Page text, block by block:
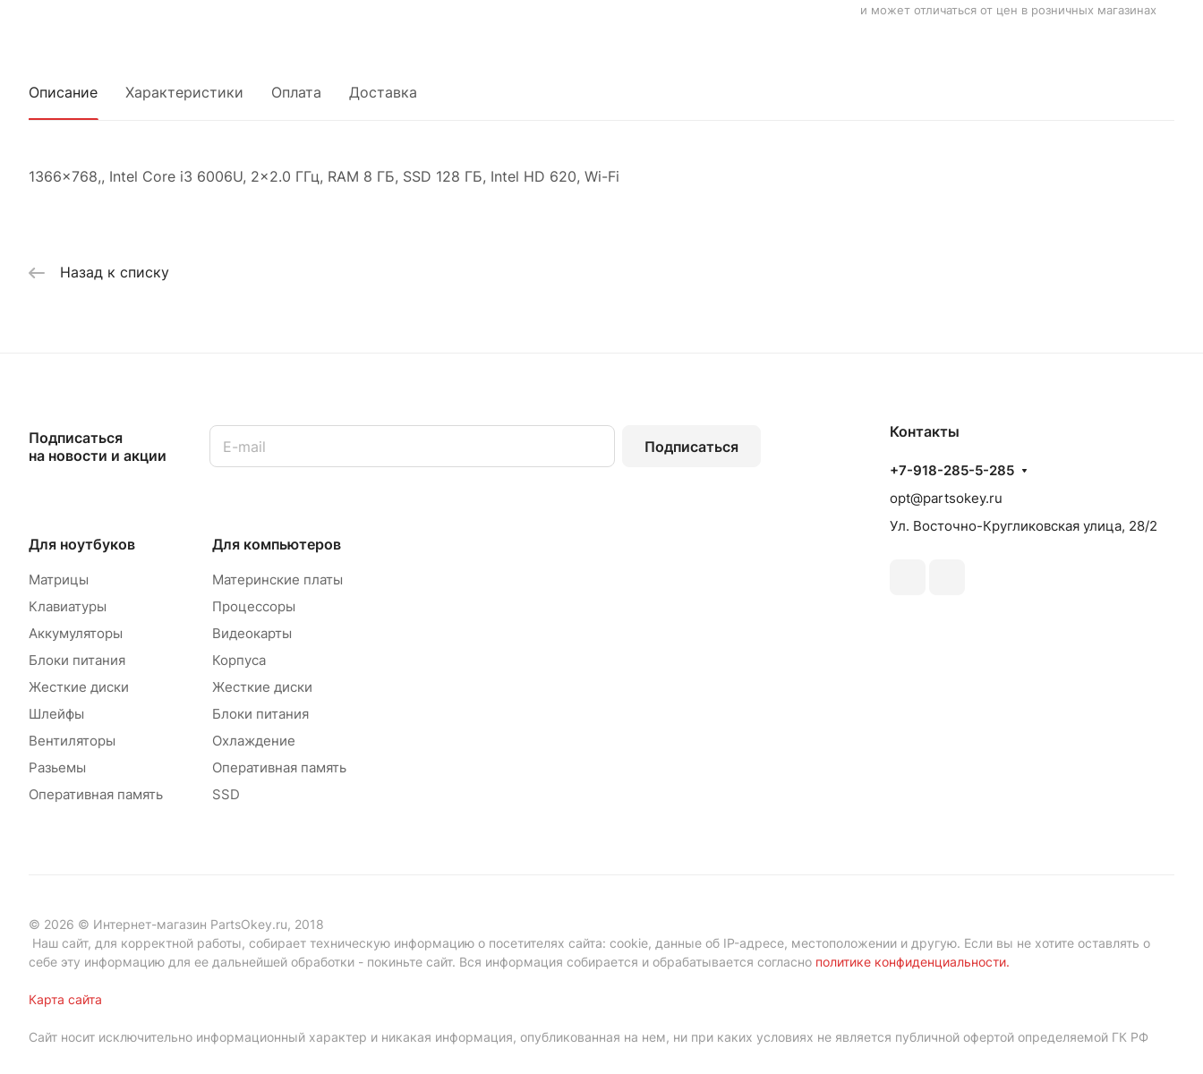
и может отличаться от цен в розничных магазинах
Описание Характеристики Оплата Доставка
1366x768,, Intel Core i3 6006U, 2x2.0 ГГц, RAM 8 ГБ, SSD 128 ГБ, Intel HD 620, Wi-Fi
Назад к списку
Подписаться
на новости и акции
Подписаться
Для ноутбуков
Матрицы
Клавиатуры
Аккумуляторы
Блоки питания
Жесткие диски
Шлейфы
Вентиляторы
Разьемы
Оперативная память
Для компьютеров
Материнские платы
Процессоры
Видеокарты
Корпуса
Жесткие диски
Блоки питания
Охлаждение
Оперативная память
SSD
Контакты
+7-918-285-5-285
opt@partsokey.ru
Ул. Восточно-Кругликовская улица, 28/2
© 2026 © Интернет-магазин PartsOkey.ru, 2018
Наш сайт, для корректной работы, собирает техническую информацию о посетителях сайта: cookie, данные об IP-адресе, местоположении и другую. Если вы не хотите оставлять о
себе эту информацию для ее дальнейшей обработки - покиньте сайт. Вся информация собирается и обрабатывается согласно политике конфиденциальности.
Карта сайта
Сайт носит исключительно информационный характер и никакая информация, опубликованная на нем, ни при каких условиях не является публичной офертой определяемой ГК РФ